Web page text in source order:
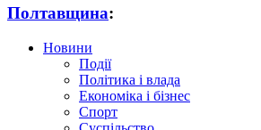
Полтавщина:
Новини
Події
Політика і влада
Економіка і бізнес
Спорт